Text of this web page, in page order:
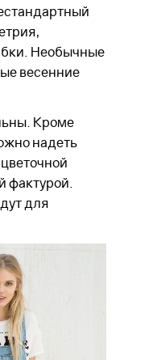
Необычные
весенние
Кроме
надеть
фактурой.
для